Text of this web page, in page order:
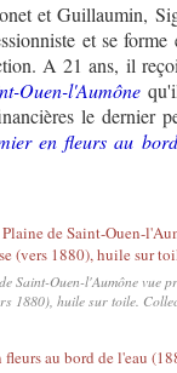
et Guillaumin,
et se
A 21 ans, il
Ouen-l'Aumône
le dernier
en fleurs au
Saint-Ouen-l'Aumône vue
1880), huile sur toile.